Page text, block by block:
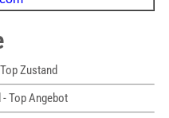
Zustand
- Top Angebot